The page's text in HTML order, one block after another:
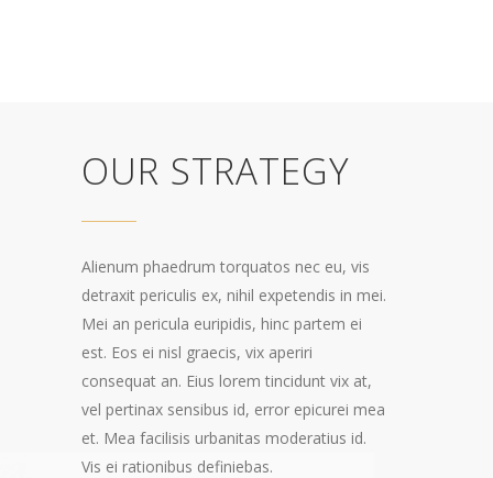
OUR STRATEGY
Alienum phaedrum torquatos nec eu, vis
detraxit periculis ex, nihil expetendis in mei.
Mei an pericula euripidis, hinc partem ei
est. Eos ei nisl graecis, vix aperiri
consequat an. Eius lorem tincidunt vix at,
vel pertinax sensibus id, error epicurei mea
et. Mea facilisis urbanitas moderatius id.
Vis ei rationibus definiebas.